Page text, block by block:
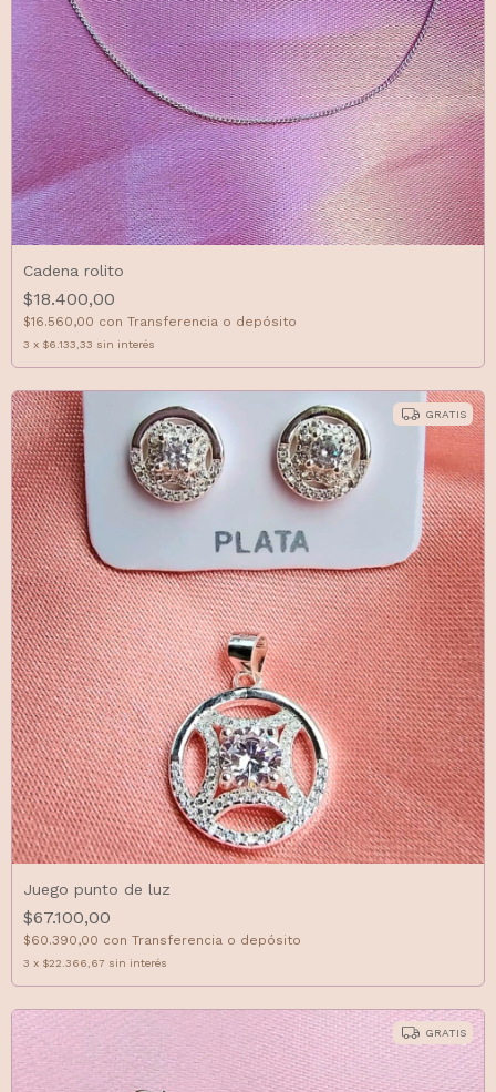
Cadena rolito
$18.400,00
$16.560,00 con Transferencia o depósito
3 x $6.133,33 sin interés
GRATIS
Juego punto de luz
$67.100,00
$60.390,00 con Transferencia o depósito
3 x $22.366,67 sin interés
GRATIS